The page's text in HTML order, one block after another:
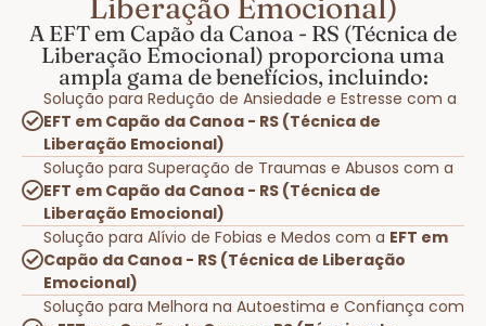
A EFT em Capão da Canoa - RS (Técnica de
Liberação Emocional) proporciona uma
ampla gama de benefícios, incluindo:
Solução para Redução de Ansiedade e Estresse com a
EFT em Capão da Canoa - RS (Técnica de
Liberação Emocional)
Solução para Superação de Traumas e Abusos com a
EFT em Capão da Canoa - RS (Técnica de
Liberação Emocional)
Solução para Alívio de Fobias e Medos com a EFT em
Capão da Canoa - RS (Técnica de Liberação
Emocional)
Solução para Melhora na Autoestima e Confiança com